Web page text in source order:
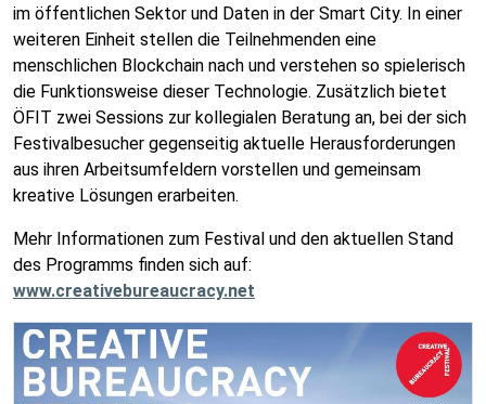
im öffentlichen Sektor und Daten in der Smart City. In einer
weiteren Einheit stellen die Teilnehmenden eine
menschlichen Blockchain nach und verstehen so spielerisch
die Funktionsweise dieser Technologie. Zusätzlich bietet
ÖFIT zwei Sessions zur kollegialen Beratung an, bei der sich
Festivalbesucher gegenseitig aktuelle Herausforderungen
aus ihren Arbeitsumfeldern vorstellen und gemeinsam
kreative Lösungen erarbeiten.
Mehr Informationen zum Festival und den aktuellen Stand
des Programms finden sich auf:
www.creativebureaucracy.net